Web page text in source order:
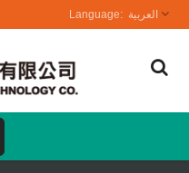
العربية